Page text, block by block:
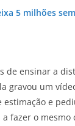
5 milhões
de ensinar a
gravou um
e
fazer o mesmo